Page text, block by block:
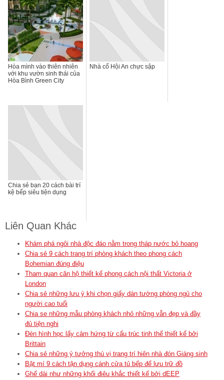
Hòa mình vào thiên nhiên
với khu vườn sinh thái của
Hòa Bình Green City
Nhà cổ Hội An chực sập
Chia sẻ bạn 20 cách bài trí
kệ bếp siêu tiện dụng
Liên Quan Khác
Khám phá ngôi nhà độc đáo nằm trong tháp nước bỏ hoang
Chia sẻ 9 cách trang trí phòng khách theo phong cách
Bohemian đúng điệu
Tham quan căn hộ thiết kế phong cách nội thất Victoria ở
London
Chia sẻ những lưu ý khi chọn giấy dán tường phòng ngủ cho
người cao tuổi
Chia se những mẫu phòng khách nhỏ những vẫn đẹp và đầy
đủ tiện nghi
Đèn hình học lấy cảm hứng từ cấu trúc tinh thể thiết kế bởi
Brittain
Chia sẻ những ý tưởng thú vị trang trí hiên nhà đón Giáng sinh
Bật mí 9 cách tận dụng cánh cửa tủ bếp để lưu trữ đồ
Ghế dài như những khối điêu khắc thiết kế bởi dEEP